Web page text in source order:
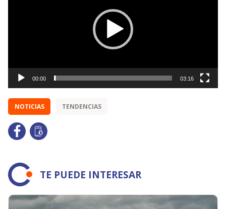
00:00 03:16
NOTICIAS TENDENCIAS
TE PUEDE INTERESAR